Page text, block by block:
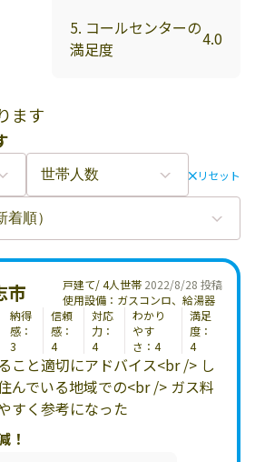
5. コールセンターの
満足度
4.0
ます
リセット
2022/8/28 投稿
市
戸建て/ 4人世帯
使用設備：ガスコンロ、給湯器
納得
感：
3
信頼
感：
4
対応
力：
4
わかり
やす
さ：4
満足
度：
4
こと適切にアドバイス<br /> し
んでいる地域での<br /> ガス料
すく参考になった
！